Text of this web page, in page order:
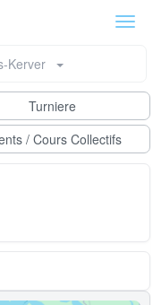
Kerver
Turniere
/ Cours Collectifs